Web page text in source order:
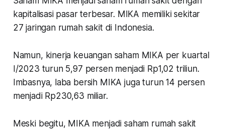
kapitalisasi pasar terbesar. MIKA memiliki sekitar
27 jaringan rumah sakit di Indonesia.
Namun, kinerja keuangan saham MIKA per kuartal
I/2023 turun 5,97 persen menjadi Rp1,02 triliun.
Imbasnya, laba bersih MIKA juga turun 14 persen
menjadi Rp230,63 miliar.
Meski begitu, MIKA menjadi saham rumah sakit